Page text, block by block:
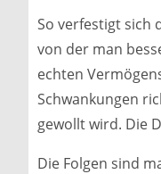
So verfestigt sich
von der man
echten
Schwankungen
gewollt wird. Die
Die Folgen sind